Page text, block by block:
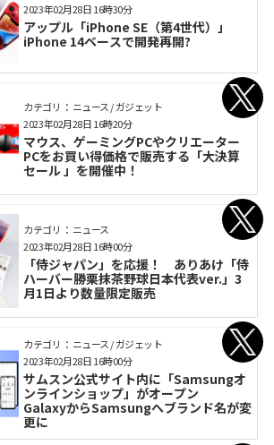
アップル「iPhone SE（第4世代）」
iPhone 14ベースで開発再開?
2023年02月28日 16時30分
カテゴリ： ニュース / ガジェット
マウス、ゲーミングPCやクリエーター
PCをお買い得価格で販売する「大決算
セール 」を開催中！
2023年02月28日 16時20分
カテゴリ： ニュース
「侍ジャパン」を応援！ ありあけ「侍
ハーバー勝栗抹茶野球日本代表ver.」3
月1日より数量限定販売
2023年02月28日 16時00分
カテゴリ： ニュース / ガジェット
サムスン公式サイト内に「Samsungオ
ンラインショップ」がオープン
GalaxyからSamsungへブランド名が変
更に
2023年02月28日 16時00分